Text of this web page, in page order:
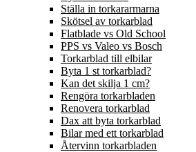
Ställa in torkararmarna
Skötsel av torkarblad
Flatblade vs Old School
PPS vs Valeo vs Bosch
Torkarblad till elbilar
Byta 1 st torkarblad?
Kan det skilja 1 cm?
Rengöra torkarbladen
Renovera torkarblad
Dax att byta torkarblad
Bilar med ett torkarblad
Återvinn torkarbladen